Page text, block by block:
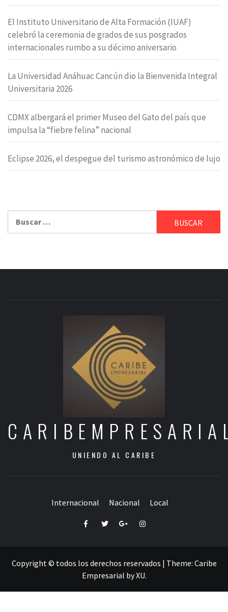
El Instituto Universitario de Alta Formación (IUAF)
celebró la ceremonia de grados de sus posgrados
internacionales rumbo a su décimo aniversario
La Universidad Anáhuac Cancún dio la Bienvenida Integral
Universitaria 2026
CDMX albergará el primer Museo del Gato del país que
impulsa la “fiebre felina” nacional
Eclipse 2026, el despegue del turismo astronómico de lujo
UNIENDO AL CARIBE
Internacional Nacional Local
FacebookTwitterGoogle+Instagram
Copyright © todos los derechos reservados | Theme: Caribe
Empresarial byXU.